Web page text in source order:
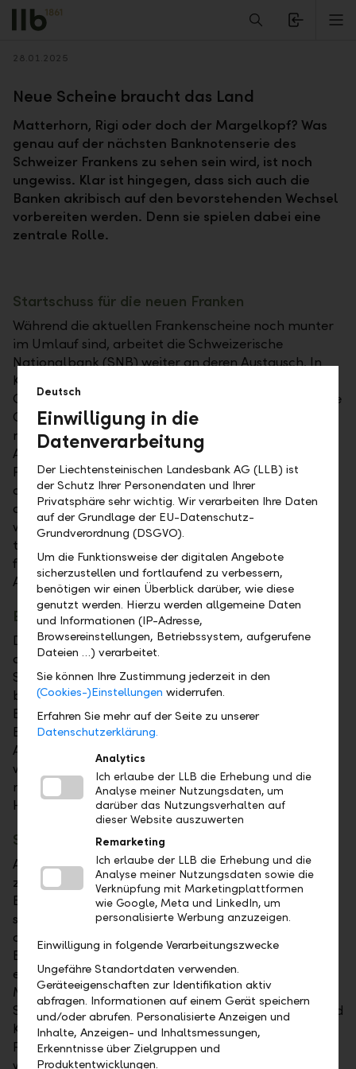
Alerts.Headline
Zurück
28.01.2025
Neue Scheine braucht das Land
Matterhorn, Rigi oder doch der Margelkopf? Was
genau auf der nächsten Banknotenserie des
Schweizer Frankens zu sehen sein wird, ist noch
ungewiss. Klar ist hingegen, dass sich auch die
Banken akribisch auf den bevorstehenden Wechsel
vorbereiten werden. Denn sie spielen dabei eine
zentrale Rolle.
Startschuss für die neuen Franken
Während die aktuellen Frankenscheine noch munter
im Umlauf sind, arbeitet die Schweizerische
Nationalbank (SNB) weiter an deren Austausch. In
Kürze fällt der Startschuss für den
Gestaltungswettbewerb, bei dem zwölf ausgewählte
Gestalterinnen und Gestalter ihre Ideen für die
nächste Generation der Banknoten einreichen. Ihre
Aufgabe: die perfekte Kombination aus Sicherheit,
Funktionalität und einem Design, das den Charakter
der Schweiz einfängt. Bereits im Herbst 2025 sollen
die ersten Entwürfe der Öffentlichkeit präsentiert
werden. Doch bis die neuen Scheine ihre Vorgänger
tatsächlich ablösen, wird es noch dauern: Erst in den
frühen 2030er-Jahren sollen die neuen Scheine den
Alltag erobern.
Eine Frage der Sicherheit
Dass die aktuelle Serie so vergleichsweise früh
abgelöst wird, hat einen bestimmten Grund:
Sicherheit. Auch wenn bargeldloses Zahlen immer
beliebter wird – viele Einwände gegen neue
Banknoten kommen von dieser Seite – dürfen
Banknoten nicht vernachlässigt werden. Die
Anforderungen an deren Sicherheit steigen mit den
wachsenden Möglichkeiten der Betrüger. Hier
möchte die SNB proaktiv entgegenwirken.
Hinzukommt, dass so ein Umtausch Zeit braucht.
Schlüsselrolle für die Banken
Apropos Umtausch – hier spielen die Banken eine
zentrale Rolle. Sie sorgen dafür, dass die neuen
Banknoten in Umlauf gebracht und die alten
sukzessive aus dem Verkehr gezogen werden. Bis
dahin heisst es jedoch, sich gut vorzubereiten: Um
Betriebsstörungen zu vermeiden, benötigen Banken
ein bis zwei Jahre Vorbereitungszeit. IT-Systeme und
Mitarbeitende müssen auf die neuen
Sicherheitsmerkmale geschult und die Kundinnen und
Kunden frühzeitig informiert werden. Ein komplexer
Prozess also, der sorgfältig geplant und koordiniert
werden muss.
Deutsch
Einwilligung in die
Datenverarbeitung
Der Liechtensteinischen Landesbank AG (LLB) ist
der Schutz Ihrer Personendaten und Ihrer
Privatsphäre sehr wichtig. Wir verarbeiten Ihre Daten
auf der Grundlage der EU-Datenschutz-
Grundverordnung (DSGVO).
Um die Funktionsweise der digitalen Angebote
sicherzustellen und fortlaufend zu verbessern,
benötigen wir einen Überblick darüber, wie diese
genutzt werden. Hierzu werden allgemeine Daten
und Informationen (IP-Adresse,
Browsereinstellungen, Betriebssystem, aufgerufene
Dateien …) verarbeitet.
Sie können Ihre Zustimmung jederzeit in den
(Cookies-)Einstellungen widerrufen.
Erfahren Sie mehr auf der Seite zu unserer
Datenschutzerklärung.
Analytics
Ich erlaube der LLB die Erhebung und die
Analyse meiner Nutzungsdaten, um
darüber das Nutzungsverhalten auf
dieser Website auszuwerten
Remarketing
Ich erlaube der LLB die Erhebung und die
Analyse meiner Nutzungsdaten sowie die
Verknüpfung mit Marketingplattformen
wie Google, Meta und LinkedIn, um
personalisierte Werbung anzuzeigen.
Einwilligung in folgende Verarbeitungszwecke
Ungefähre Standortdaten verwenden.
Geräteeigenschaften zur Identifikation aktiv
abfragen. Informationen auf einem Gerät speichern
und/oder abrufen. Personalisierte Anzeigen und
Inhalte, Anzeigen- und Inhaltsmessungen,
Erkenntnisse über Zielgruppen und
Produktentwicklungen.